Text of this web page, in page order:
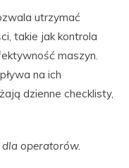
utrzymać
takie jak kontrola
maszyn.
na ich
dzienne checklisty,
operatorów.